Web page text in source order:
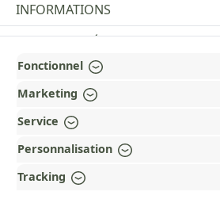
INFORMATIONS
MENTIONS LÉGALES
PAYMENT AND SHIPPING
RÉCOMPENSÉ ET CERTIFIÉ !
POURQUOI HEAD&NATURE ?
OUR COMMUNITIES
Fonctionnel
Marketing
Service
Personnalisation
Tracking